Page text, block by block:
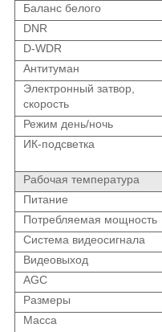
Баланс белого
DNR
D-WDR
Антитуман
Электронный затвор,
скорость
Режим день/ночь
ИК-подсветка
Рабочая температура
Питание
Потребляемая мощность
Система видеосигнала
Видеовыход
AGC
Размеры
Масса